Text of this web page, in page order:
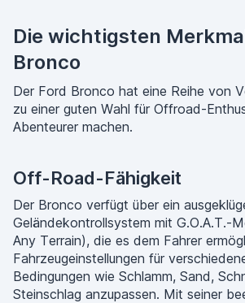
Die wichtigsten
Bronco
Der Ford Bronco hat eine Reihe von
zu einer guten Wahl für Offroad-
Abenteurer machen.
Off-Road-Fähigkeit
Der Bronco verfügt über ein
Geländekontrollsystem mit G.O.A.T.-
Any Terrain), die es dem Fahrer
Fahrzeugeinstellungen für
Bedingungen wie Schlamm, Sand,
Steinschlag anzupassen. Mit seiner